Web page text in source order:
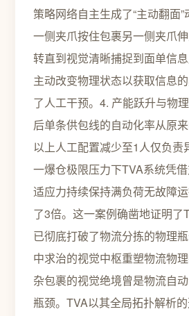
策略网络自主生成了“主动翻面
一侧夹爪按住包裹另一侧夹爪
转直到视觉清晰捕捉到面单信
主动改变物理状态以获取信息
了人工干预。4. 产能跃升与物
后单条供包线的自动化率从原
以上人工配置减少至1人仅负责
一爆仓极限压力下TVA系统凭
适应力持续保持满负荷无故障
了3倍。这一案例确凿地证明了
已彻底打破了物流分拣的物理
中求治的视觉中枢重塑物流物
杂包裹的视觉绝境曾是物流自
瓶颈。TVA以其全局拓扑解析